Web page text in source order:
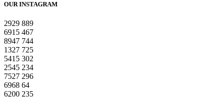
OUR INSTAGRAM
2929 889
6915 467
8947 744
1327 725
5415 302
2545 234
7527 296
6968 64
6200 235